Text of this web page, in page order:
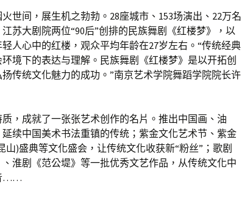
世间，展生机之勃勃。28座城市、153场演出、22万名
苏大剧院两位“90后”创排的民族舞剧《红楼梦》，以
人心中的红楼，观众平均年龄在27岁左右。“传统经典
境下的表达与理解。民族舞剧《红楼梦》是以开拓创
传统文化魅力的成功。”南京艺术学院舞蹈学院院长许
，成就了一张张艺术创作的名片。推出中国画、油
续中国美术书法重镇的传统；紫金文化艺术节、紫金
)盛典等文化盛会，让传统文化收获新“粉丝”；歌剧
、淮剧《范公堤》等一批优秀文艺作品，从传统文化中
……